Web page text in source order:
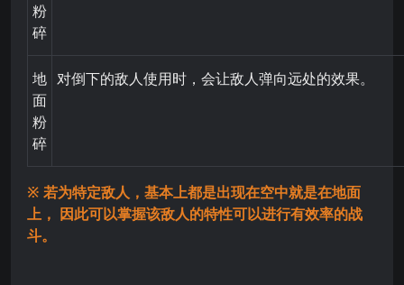
粉
碎
地
面
粉
碎
对倒下的敌人使用时，会让敌人弹向远处的效果。
※ 若为特定敌人，基本上都是出现在空中就是在地面
上， 因此可以掌握该敌人的特性可以进行有效率的战
斗。